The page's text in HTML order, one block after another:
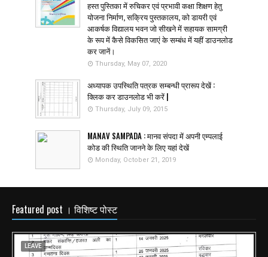
हस्त पुस्तिका में रुचिकर एवं प्रभावी कक्षा शिक्षण हेतु
योजना निर्माण, सक्रिय पुस्तकालय, को डायरी एवं
आकर्षक विद्यालय भवन जो सीखने में सहायक सामग्री
के रूप में कैसे विकसित जाएं के सम्बंध में यहीं डाउनलोड
कर जानें।
Thursday, May 07, 2020
अध्यापक उपस्थिति पत्रक सम्बन्धी प्रारूप देखें :
क्लिक कर डाउनलोड भी करें |
Thursday, July 09, 2015
MANAV SAMPADA : मानव संपदा में अपनी एम्पलाई
कोड की स्थिति जानने के लिए यहां देखें
Monday, October 21, 2019
Featured post । विशिष्ट पोस्ट
LEAVE